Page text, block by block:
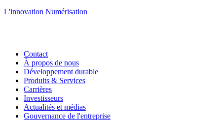
L'innovation Numérisation
Contact
À propos de nous
Développement durable
Produits & Services
Carrières
Investisseurs
Actualités et médias
Gouvernance de l'entreprise